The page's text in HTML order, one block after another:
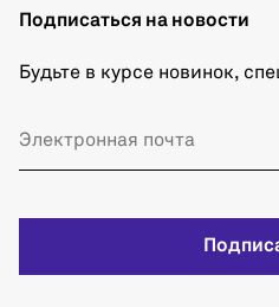
Подписаться на новости
Будьте в курсе новинок,